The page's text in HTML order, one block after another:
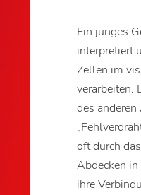
Ein junges
interpretiert
Zellen im
verarbeiten.
des
oft durch
Abdecken
ihre